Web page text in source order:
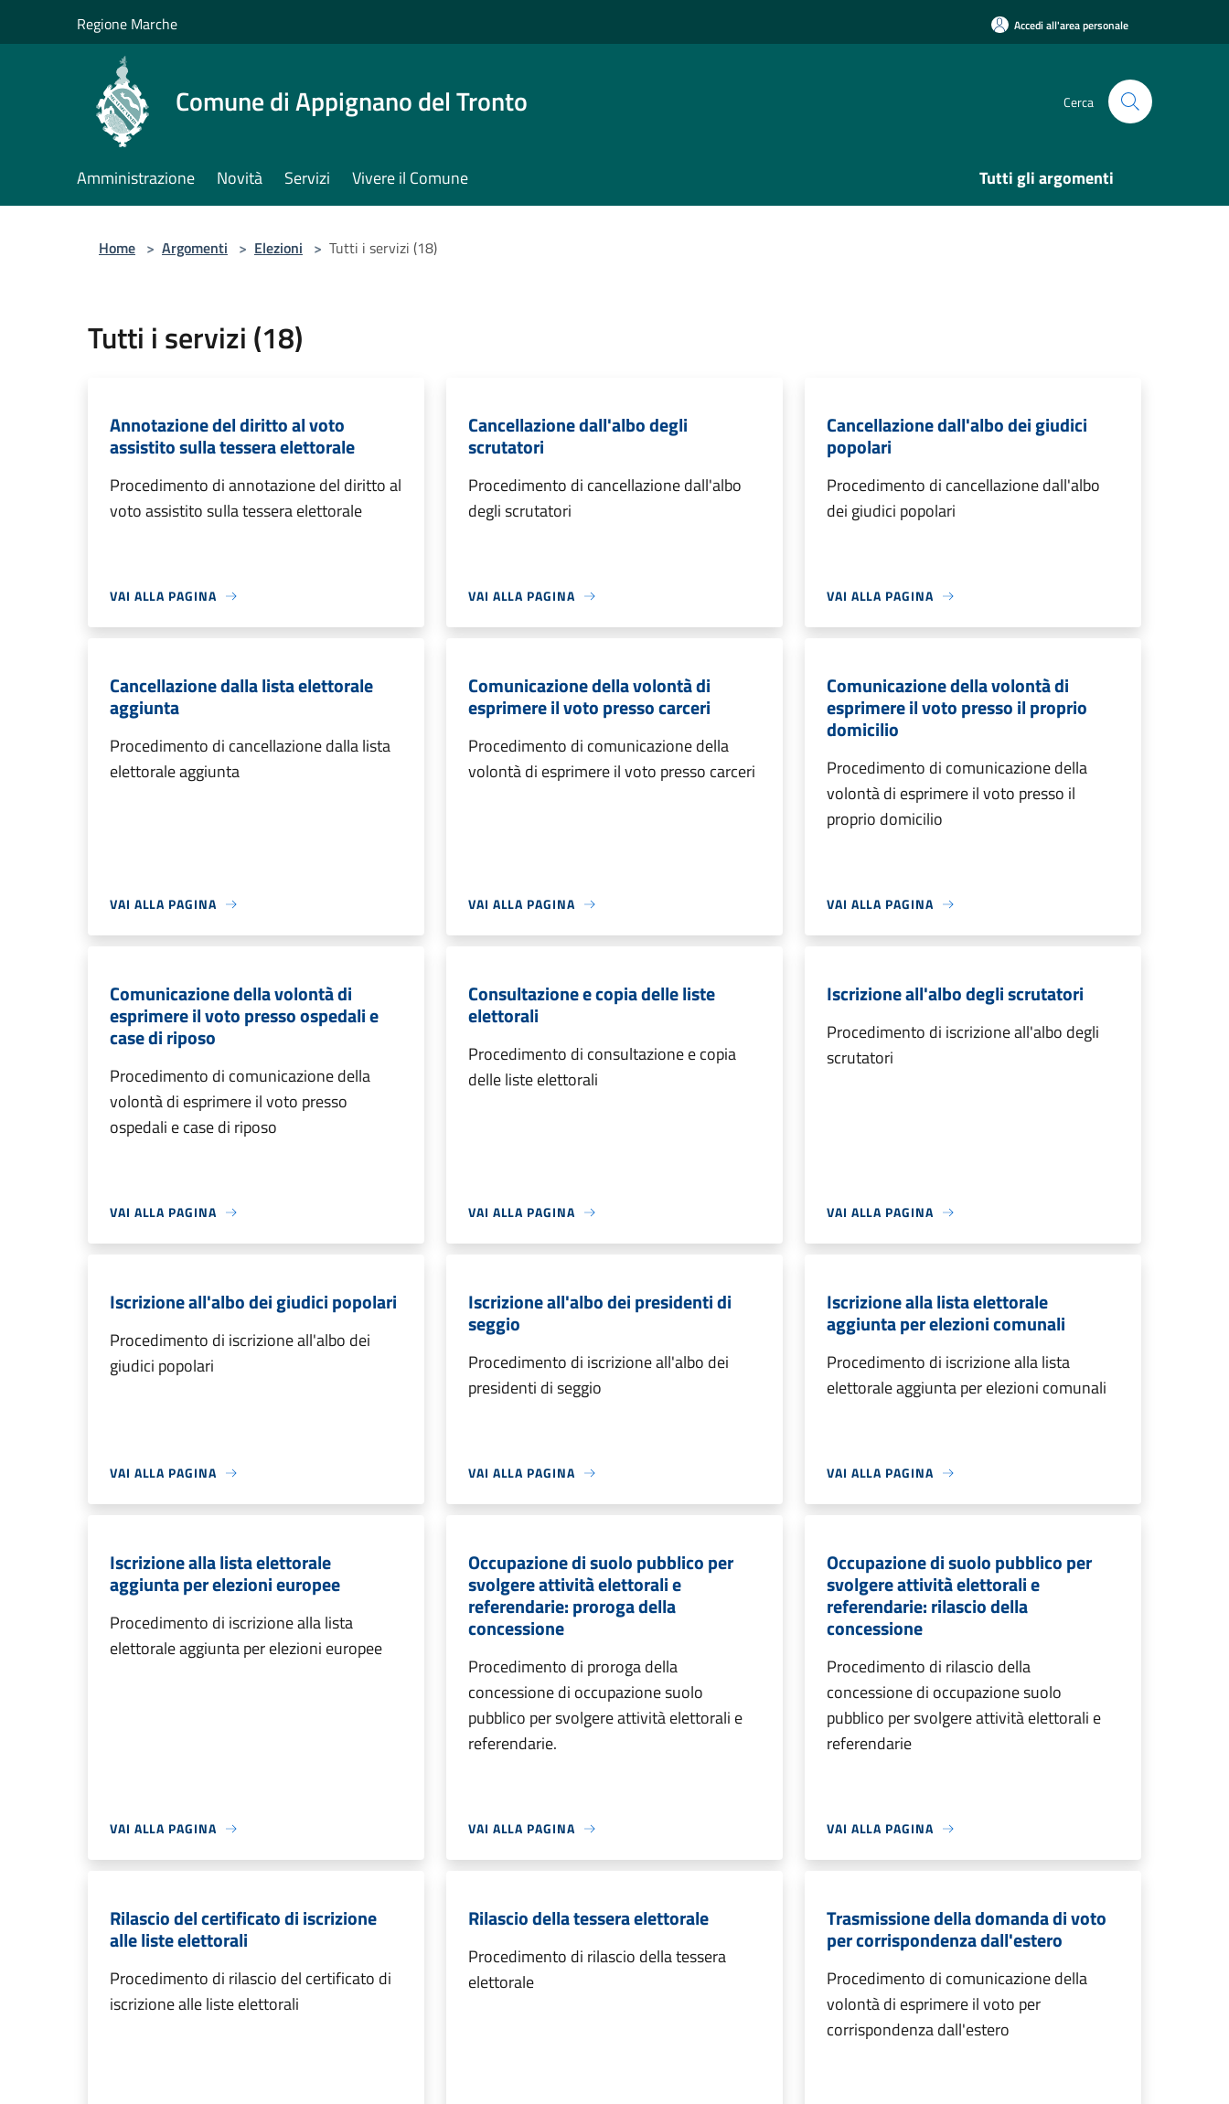
Regione Marche Accedi all'area personale
Comune di Appignano del Tronto Cerca
Amministrazione Novità Servizi Vivere il Comune Tutti gli argomenti
Home > Argomenti > Elezioni > Tutti i servizi (18)
Tutti i servizi (18)
Annotazione del diritto al voto
assistito sulla tessera elettorale
Procedimento di annotazione del diritto al
voto assistito sulla tessera elettorale
VAI ALLA PAGINA
Cancellazione dall'albo degli
scrutatori
Procedimento di cancellazione dall'albo
degli scrutatori
VAI ALLA PAGINA
Cancellazione dall'albo dei giudici
popolari
Procedimento di cancellazione dall'albo
dei giudici popolari
VAI ALLA PAGINA
Cancellazione dalla lista elettorale
aggiunta
Procedimento di cancellazione dalla lista
elettorale aggiunta
VAI ALLA PAGINA
Comunicazione della volontà di
esprimere il voto presso carceri
Procedimento di comunicazione della
volontà di esprimere il voto presso carceri
VAI ALLA PAGINA
Comunicazione della volontà di
esprimere il voto presso il proprio
domicilio
Procedimento di comunicazione della
volontà di esprimere il voto presso il
proprio domicilio
VAI ALLA PAGINA
Comunicazione della volontà di
esprimere il voto presso ospedali e
case di riposo
Procedimento di comunicazione della
volontà di esprimere il voto presso
ospedali e case di riposo
VAI ALLA PAGINA
Consultazione e copia delle liste
elettorali
Procedimento di consultazione e copia
delle liste elettorali
VAI ALLA PAGINA
Iscrizione all'albo degli scrutatori
Procedimento di iscrizione all'albo degli
scrutatori
VAI ALLA PAGINA
Iscrizione all'albo dei giudici popolari
Procedimento di iscrizione all'albo dei
giudici popolari
VAI ALLA PAGINA
Iscrizione all'albo dei presidenti di
seggio
Procedimento di iscrizione all'albo dei
presidenti di seggio
VAI ALLA PAGINA
Iscrizione alla lista elettorale
aggiunta per elezioni comunali
Procedimento di iscrizione alla lista
elettorale aggiunta per elezioni comunali
VAI ALLA PAGINA
Iscrizione alla lista elettorale
aggiunta per elezioni europee
Procedimento di iscrizione alla lista
elettorale aggiunta per elezioni europee
VAI ALLA PAGINA
Occupazione di suolo pubblico per
svolgere attività elettorali e
referendarie: proroga della
concessione
Procedimento di proroga della
concessione di occupazione suolo
pubblico per svolgere attività elettorali e
referendarie.
VAI ALLA PAGINA
Occupazione di suolo pubblico per
svolgere attività elettorali e
referendarie: rilascio della
concessione
Procedimento di rilascio della
concessione di occupazione suolo
pubblico per svolgere attività elettorali e
referendarie
VAI ALLA PAGINA
Rilascio del certificato di iscrizione
alle liste elettorali
Procedimento di rilascio del certificato di
iscrizione alle liste elettorali
Rilascio della tessera elettorale
Procedimento di rilascio della tessera
elettorale
Trasmissione della domanda di voto
per corrispondenza dall'estero
Procedimento di comunicazione della
volontà di esprimere il voto per
corrispondenza dall'estero